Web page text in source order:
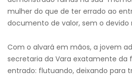
mulher do que de ter errado ao
documento de valor, sem o devido
Com o alvará em mãos, a jovem
secretaria da Vara exatamente da
entrado: flutuando, deixando para